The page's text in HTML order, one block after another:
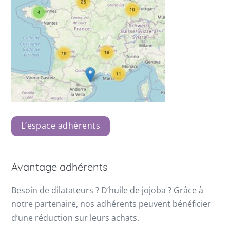
L’espace adhérents
Avantage adhérents
Besoin de dilatateurs ? D’huile de jojoba ? Grâce à
notre partenaire, nos adhérents peuvent bénéficier
d’une réduction sur leurs achats.